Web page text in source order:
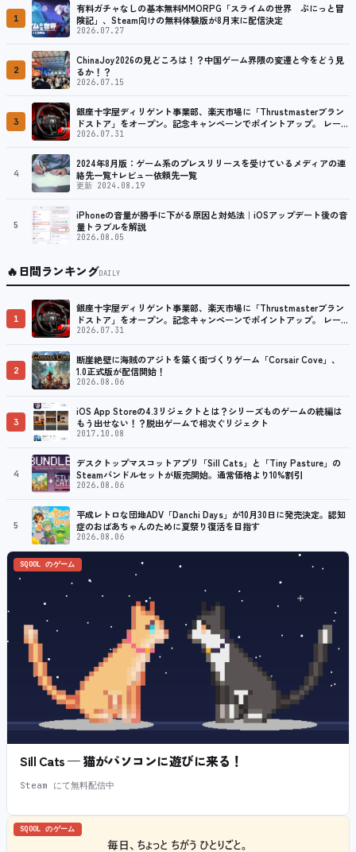
1
有料ガチャなしの基本無料MMORPG「スライムの世界 ぷにっと冒
険記」、Steam向けの無料体験版が8月末に配信決定
2026.07.27
2
ChinaJoy2026の見どころは！？中国ゲーム界隈の変遷と今をどう見
るか！？
2026.07.15
3
銀座十字屋ディリゲント事業部、楽天市場に「Thrustmasterブラン
ドストア」をオープン。記念キャンペーンでポイントアップ。 レーシ
ング／フライトシム向けコントローラーを中心に、幅広くラインナッ
2026.07.31
4
2024年8月版：ゲーム系のプレスリリースを受けているメディアの連
絡先一覧+レビュー依頼先一覧
更新 2024.08.19
5
iPhoneの音量が勝手に下がる原因と対処法｜iOSアップデート後の音
量トラブルを解説
2026.08.05
🔥日間ランキングDAILY
1
銀座十字屋ディリゲント事業部、楽天市場に「Thrustmasterブラン
ドストア」をオープン。記念キャンペーンでポイントアップ。 レーシ
ング／フライトシム向けコントローラーを中心に、幅広くラインナッ
2026.07.31
2
断崖絶壁に海賊のアジトを築く街づくりゲーム「Corsair Cove」、
1.0正式版が配信開始！
2026.08.06
3
iOS App Storeの4.3リジェクトとは？シリーズものゲームの続編は
もう出せない！？脱出ゲームで相次ぐリジェクト
2017.10.08
4
デスクトップマスコットアプリ「Sill Cats」と「Tiny Pasture」の
Steamバンドルセットが販売開始。通常価格より10%割引
2026.08.06
5
平成レトロな団地ADV「Danchi Days」が10月30日に発売決定。認知
症のおばあちゃんのために夏祭り復活を目指す
2026.08.06
SQOOL のゲーム
Sill Cats — 猫がパソコンに遊びに来る！
Steam にて無料配信中
SQOOL のゲーム